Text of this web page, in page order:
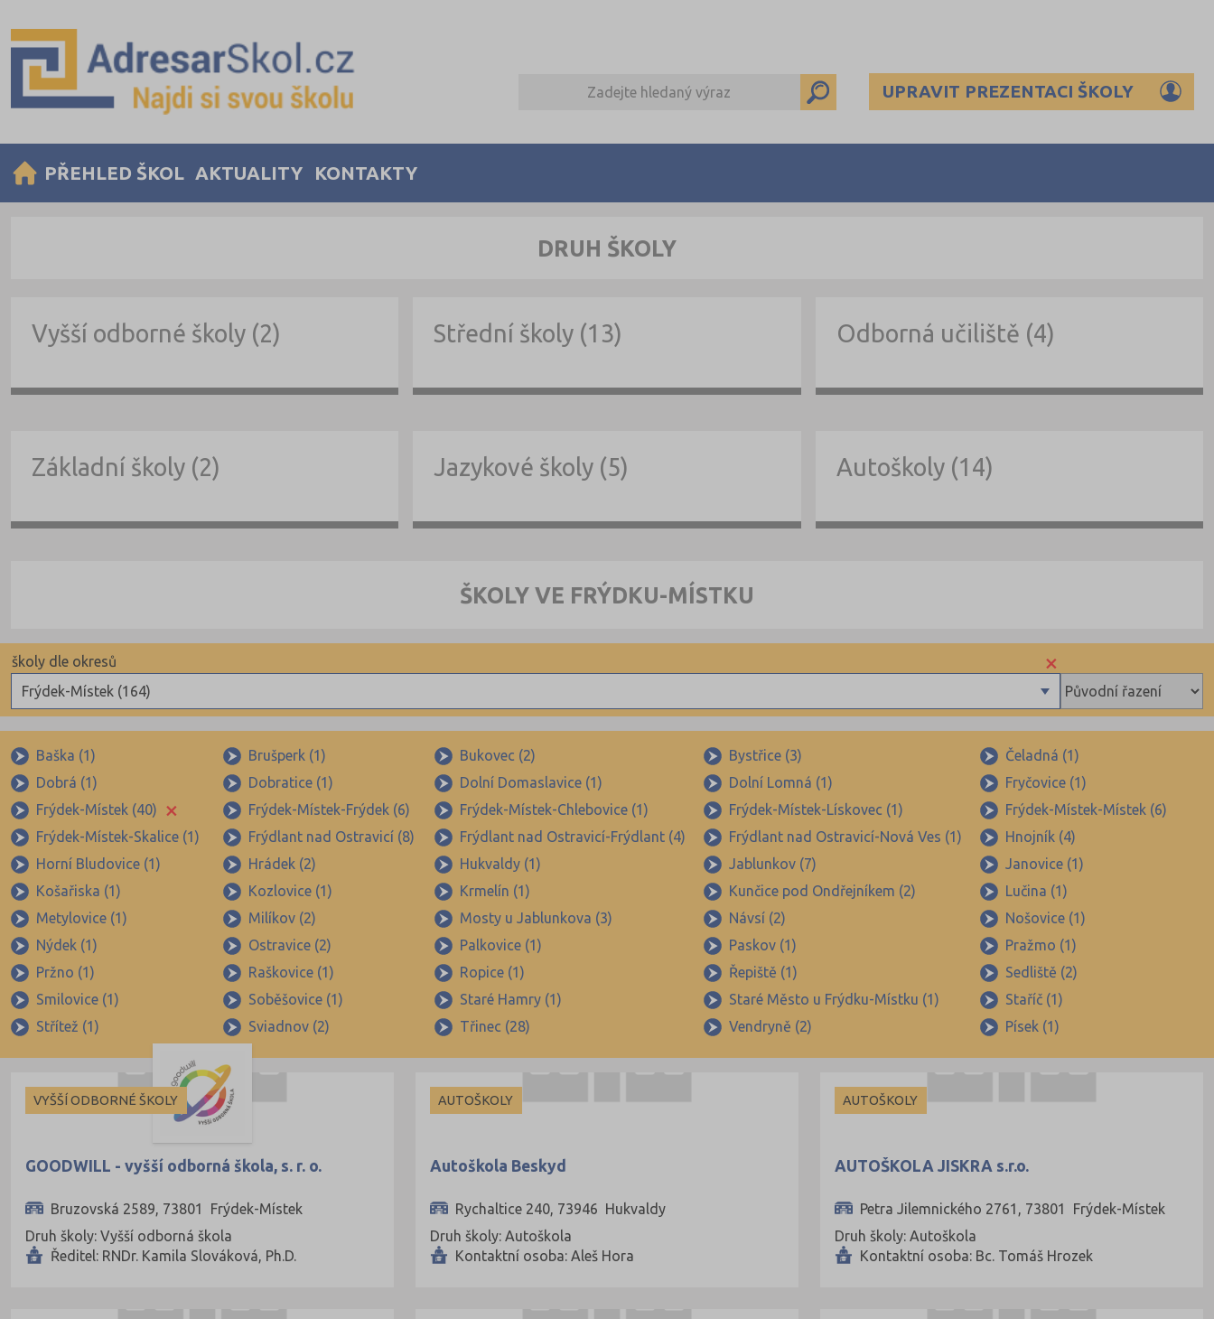
UPRAVIT PREZENTACI ŠKOLY
PŘEHLED ŠKOL AKTUALITY KONTAKTY
DRUH ŠKOLY
Vyšší odborné školy (2) Střední školy (13) Odborná učiliště (4)
Základní školy (2) Jazykové školy (5) Autoškoly (14)
ŠKOLY VE FRÝDKU-MÍSTKU
×
Frýdek-Místek (164)
školy dle okresů
Beroun (85)
Blansko (88)
Brno-město (317)
Brno-venkov (149)
Bruntál (73)
Břeclav (84)
Česká Lípa (79)
České Budějovice (173)
Český Krumlov (49)
Děčín (106)
Domažlice (49)
Frýdek-Místek (164)
Cheb (61)
Chomutov (65)
Baška (1) Brušperk (1) Bukovec (2) Bystřice (3)
Čeladná (1)
Dobrá (1)
Dobratice (1) Dolní Domaslavice (1) Dolní Lomná (1)
Fryčovice (1)
Frýdek-Místek (40)
× Frýdek-Místek-Frýdek (6) Frýdek-Místek-Chlebovice (1) Frýdek-Místek-Lískovec (1)
Frýdek-Místek-Místek (6)
Frýdek-Místek-Skalice (1)
Frýdlant nad Ostravicí (8) Frýdlant nad Ostravicí-Frýdlant (4) Frýdlant nad Ostravicí-Nová Ves (1)
Hnojník (4)
Horní Bludovice (1)
Hrádek (2) Hukvaldy (1) Jablunkov (7)
Janovice (1)
Košařiska (1)
Kozlovice (1) Krmelín (1) Kunčice pod Ondřejníkem (2)
Lučina (1)
Metylovice (1)
Milíkov (2) Mosty u Jablunkova (3) Návsí (2)
Nošovice (1)
Nýdek (1)
Ostravice (2) Palkovice (1) Paskov (1)
Pražmo (1)
Pržno (1)
Raškovice (1) Ropice (1) Řepiště (1)
Sedliště (2)
Smilovice (1)
Soběšovice (1) Staré Hamry (1) Staré Město u Frýdku-Místku (1)
Staříč (1)
Střítež (1)
Sviadnov (2) Třinec (28) Vendryně (2) Písek (1)
VYŠŠÍ ODBORNÉ ŠKOLY
GOODWILL - vyšší odborná škola, s. r. o.
Bruzovská 2589, 73801 Frýdek-Místek
Druh školy: Vyšší odborná škola
Ředitel: RNDr. Kamila Slováková, Ph.D.
AUTOŠKOLY
Autoškola Beskyd
Rychaltice 240, 73946 Hukvaldy
Druh školy: Autoškola
Kontaktní osoba: Aleš Hora
AUTOŠKOLY
AUTOŠKOLA JISKRA s.r.o.
Petra Jilemnického 2761, 73801 Frýdek-Místek
Druh školy: Autoškola
Kontaktní osoba: Bc. Tomáš Hrozek